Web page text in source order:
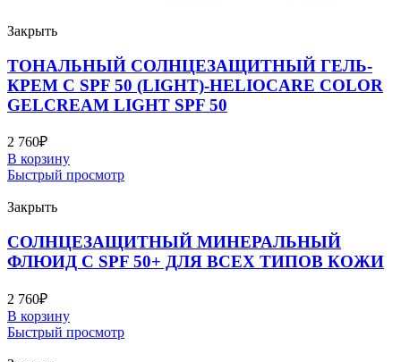
Закрыть
ТОНАЛЬНЫЙ СОЛНЦЕЗАЩИТНЫЙ ГЕЛЬ-
КРЕМ С SPF 50 (LIGHT)-HELIOCARE COLOR
GELCREAM LIGHT SPF 50
2 760₽
В корзину
Быстрый просмотр
Закрыть
СОЛНЦЕЗАЩИТНЫЙ МИНЕРАЛЬНЫЙ
ФЛЮИД С SPF 50+ ДЛЯ ВСЕХ ТИПОВ КОЖИ
2 760₽
В корзину
Быстрый просмотр